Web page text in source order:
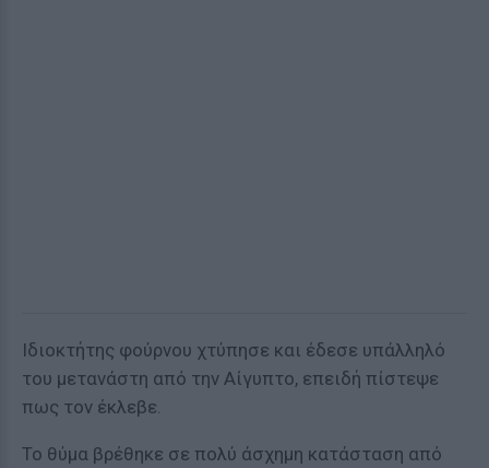
Ιδιοκτήτης φούρνου χτύπησε και έδεσε υπάλληλό
του μετανάστη από την Αίγυπτο, επειδή πίστεψε
πως τον έκλεβε.
Το θύμα βρέθηκε σε πολύ άσχημη κατάσταση από